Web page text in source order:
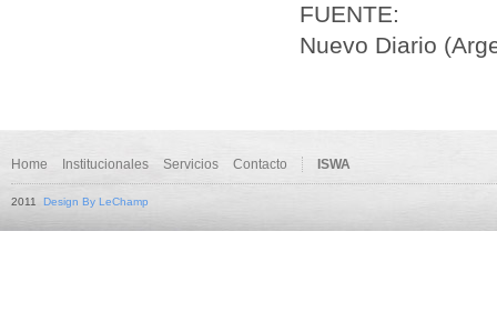
FUENTE:
Nuevo Diario
Home Institucionales Servicios Contacto ISWA
2011 Design By LeChamp